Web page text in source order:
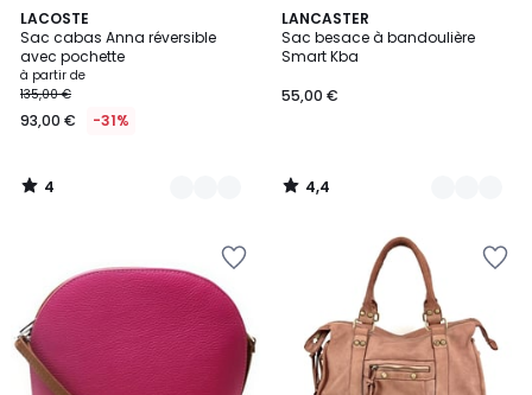
LACOSTE
Sac cabas Anna réversible
avec pochette
à partir de
135,00 €
93,00 € -31%
4
/
5
6
Couleurs
4
/
LANCASTER
Sac besace à bandoulière
Smart Kba
55,00 €
4,4
/ 5
9
Couleurs
4,4
/